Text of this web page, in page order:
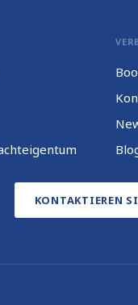
KONTAKTIEREN